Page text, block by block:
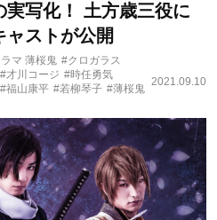
写化！ 土方歳三役に
ストが公開
マ 薄桜鬼 #クロガラス
#才川コージ #時任勇気
#福山康平 #若柳琴子 #薄桜鬼
2021.09.10